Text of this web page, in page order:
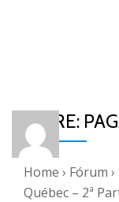
RE: RE:
Home › Fórum ›
Québec – 2ª